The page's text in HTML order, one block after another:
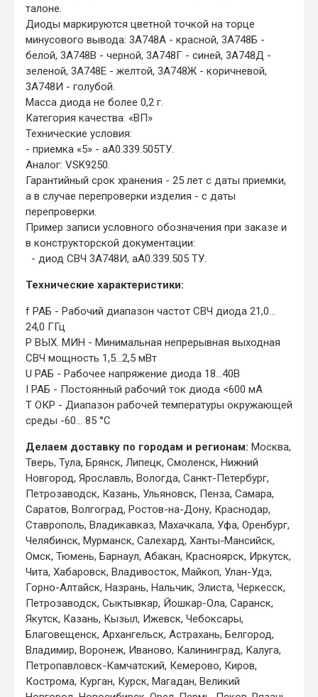
талоне.
Диоды маркируются цветной точкой на торце
минусового вывода: 3А748А - красной, 3А748Б -
белой, 3А748В - черной, 3А748Г - синей, 3А748Д -
зеленой, 3А748Е - желтой, 3А748Ж - коричневой,
3А748И - голубой.
Масса диода не более 0,2 г.
Категория качества: «ВП»
Технические условия:
- приемка «5» - аА0.339.505ТУ.
Аналог: VSK9250.
Гарантийный срок хранения - 25 лет с даты приемки,
а в случае перепроверки изделия - с даты
перепроверки.
Пример записи условного обозначения при заказе и
в конструкторской документации:
- диод СВЧ 3А748И, аА0.339.505 ТУ.
Технические характеристики:
f РАБ - Рабочий диапазон частот СВЧ диода 21,0…
24,0 ГГц
P ВЫХ. МИН - Минимальная непрерывная выходная
СВЧ мощность 1,5…2,5 мВт
U РАБ - Рабочее напряжение диода 18…40В
I РАБ - Постоянный рабочий ток диода <600 мА
T ОКР - Диапазон рабочей температуры окружающей
среды -60… 85 °C
Делаем доставку по городам и регионам: Москва,
Тверь, Тула, Брянск, Липецк, Смоленск, Нижний
Новгород, Ярославль, Вологда, Санкт-Петербург,
Петрозаводск, Казань, Ульяновск, Пенза, Самара,
Саратов, Волгоград, Ростов-на-Дону, Краснодар,
Ставрополь, Владикавказ, Махачкала, Уфа, Оренбург,
Челябинск, Мурманск, Салехард, Ханты-Мансийск,
Омск, Тюмень, Барнаул, Абакан, Красноярск, Иркутск,
Чита, Хабаровск, Владивосток, Майкоп, Улан-Удэ,
Горно-Алтайск, Назрань, Нальчик, Элиста, Черкесск,
Петрозаводск, Сыктывкар, Йошкар-Ола, Саранск,
Якутск, Казань, Кызыл, Ижевск, Чебоксары,
Благовещенск, Архангельск, Астрахань, Белгород,
Владимир, Воронеж, Иваново, Калининград, Калуга,
Петропавловск-Камчатский, Кемерово, Киров,
Кострома, Курган, Курск, Магадан, Великий